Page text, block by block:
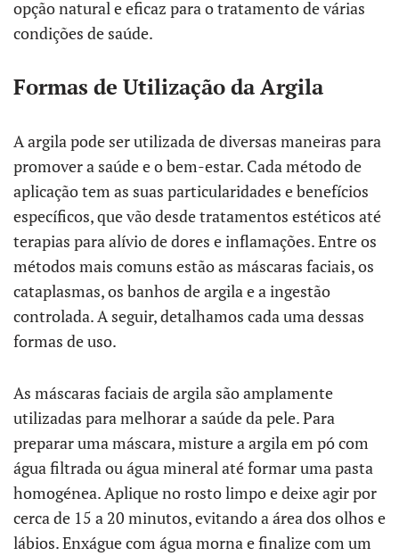
opção natural e eficaz para o tratamento de várias
condições de saúde.
Formas de Utilização da Argila
A argila pode ser utilizada de diversas maneiras para
promover a saúde e o bem-estar. Cada método de
aplicação tem as suas particularidades e benefícios
específicos, que vão desde tratamentos estéticos até
terapias para alívio de dores e inflamações. Entre os
métodos mais comuns estão as máscaras faciais, os
cataplasmas, os banhos de argila e a ingestão
controlada. A seguir, detalhamos cada uma dessas
formas de uso.
As máscaras faciais de argila são amplamente
utilizadas para melhorar a saúde da pele. Para
preparar uma máscara, misture a argila em pó com
água filtrada ou água mineral até formar uma pasta
homogénea. Aplique no rosto limpo e deixe agir por
cerca de 15 a 20 minutos, evitando a área dos olhos e
lábios. Enxágue com água morna e finalize com um